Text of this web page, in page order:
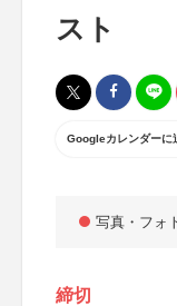
スト
Googleカレンダーに
写真・フォ
締切